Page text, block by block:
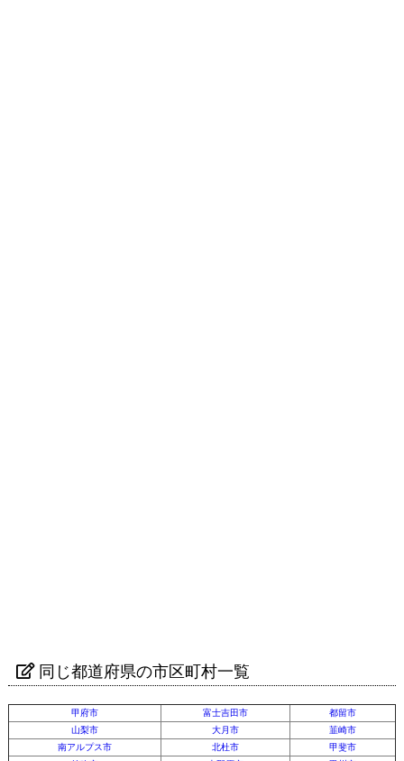
同じ都道府県の市区町村一覧
甲府市 富士吉田市
都留市
山梨市
大月市
韮崎市
南アルプス市
北杜市
甲斐市